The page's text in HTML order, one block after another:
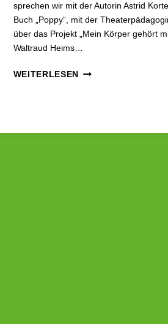
sprechen wir mit der Autorin Astrid
Buch „Poppy“, mit der
über das Projekt „Mein Körper gehört
Waltraud Heims…
WEITERLESEN
LESEN